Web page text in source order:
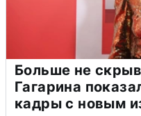
Больше не
Гагарина
кадры с новым